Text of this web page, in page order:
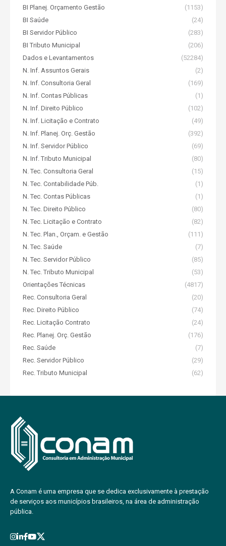
BI Planej. Orçamento Gestão
(1153)
BI Saúde
(24)
BI Servidor Público
(283)
BI Tributo Municipal
(206)
Dados e Levantamentos
(52284)
N. Inf. Assuntos Gerais
(2)
N. Inf. Consultoria Geral
(169)
N. Inf. Contas Públicas
(1)
N. Inf. Direito Público
(102)
N. Inf. Licitação e Contrato
(49)
N. Inf. Planej. Orç. Gestão
(392)
N. Inf. Servidor Público
(69)
N. Inf. Tributo Municipal
(80)
N. Tec. Consultoria Geral
(15)
N. Tec. Contabilidade Púb.
(1)
N. Tec. Contas Públicas
(1)
N. Tec. Direito Público
(80)
N. Tec. Licitação e Contrato
(82)
N. Tec. Plan., Orçam. e Gestão
(111)
N. Tec. Saúde
(7)
N. Tec. Servidor Público
(85)
N. Tec. Tributo Municipal
(53)
Orientações Técnicas
(4817)
Rec. Consultoria Geral
(20)
Rec. Direito Público
(74)
Rec. Licitação Contrato
(24)
Rec. Planej. Orç. Gestão
(176)
Rec. Saúde
(7)
Rec. Servidor Público
(29)
Rec. Tributo Municipal
(62)
A Conam é uma empresa que se dedica exclusivamente à prestação
de serviços aos municípios brasileiros, na área de administração
pública.